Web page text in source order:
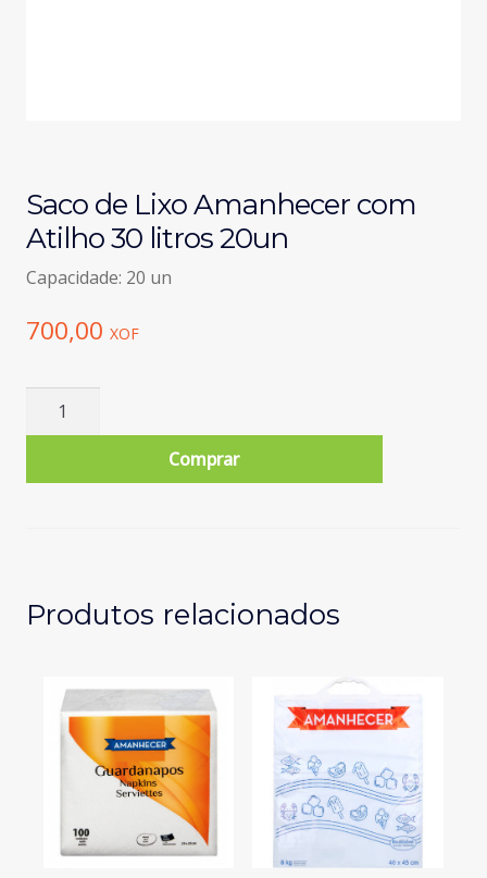
Saco de Lixo Amanhecer com
Atilho 30 litros 20un
Capacidade: 20 un
700,00 XOF
Quantidade
de
30
Comprar
Produtos relacionados